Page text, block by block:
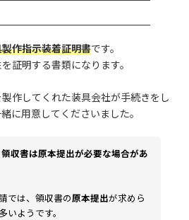
作指示装着証明書です。
証明する書類になります。
作してくれた装具会社が手続きをし
に用意してくださいました。
領収書は原本提出が必要な場合があ
では、領収書の原本提出が求めら
いようです。